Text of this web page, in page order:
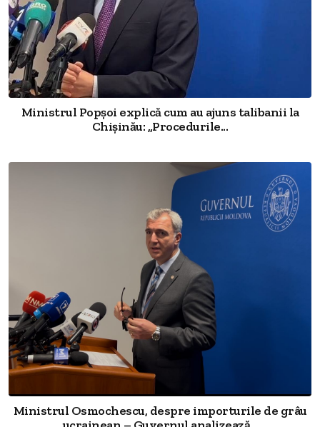
Ministrul Popșoi explică cum au ajuns talibanii la
Chișinău: „Procedurile...
Ministrul Osmochescu, despre importurile de grâu